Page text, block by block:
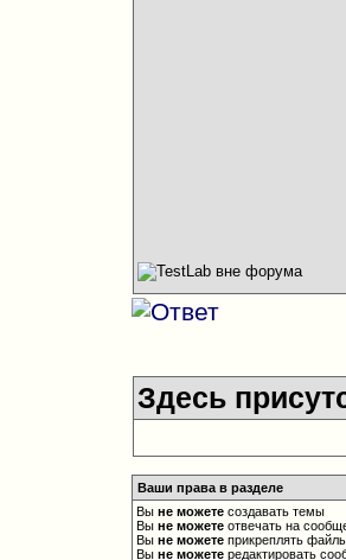
Здесь
Ваши права в разделе
Выне можете создавать темы
Выне можете отвечать на
Выне можете прикреплять
Выне можете редактировать